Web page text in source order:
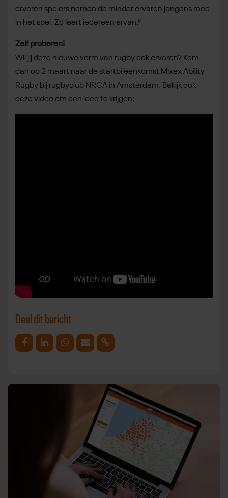
ervaren spelers nemen de minder ervaren jongens mee
in het spel. Zo leert iedereen ervan.”
Zelf proberen!
Wil jij deze nieuwe vorm van rugby ook ervaren? Kom
dan op 2 maart naar de startbijeenkomst Mixex Ability
Rugby bij rugbyclub NRCA in Amsterdam. Bekijk ook
deze video om een idee te krijgen:
Deel dit bericht
Deel op Facebook
Deel op LinkedinDeel op Whatsapp
Mail link Kopieer link